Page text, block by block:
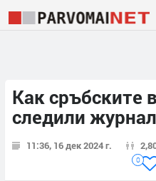
Как сръбските
следили
11:36, 16 дек 2024 г.
0